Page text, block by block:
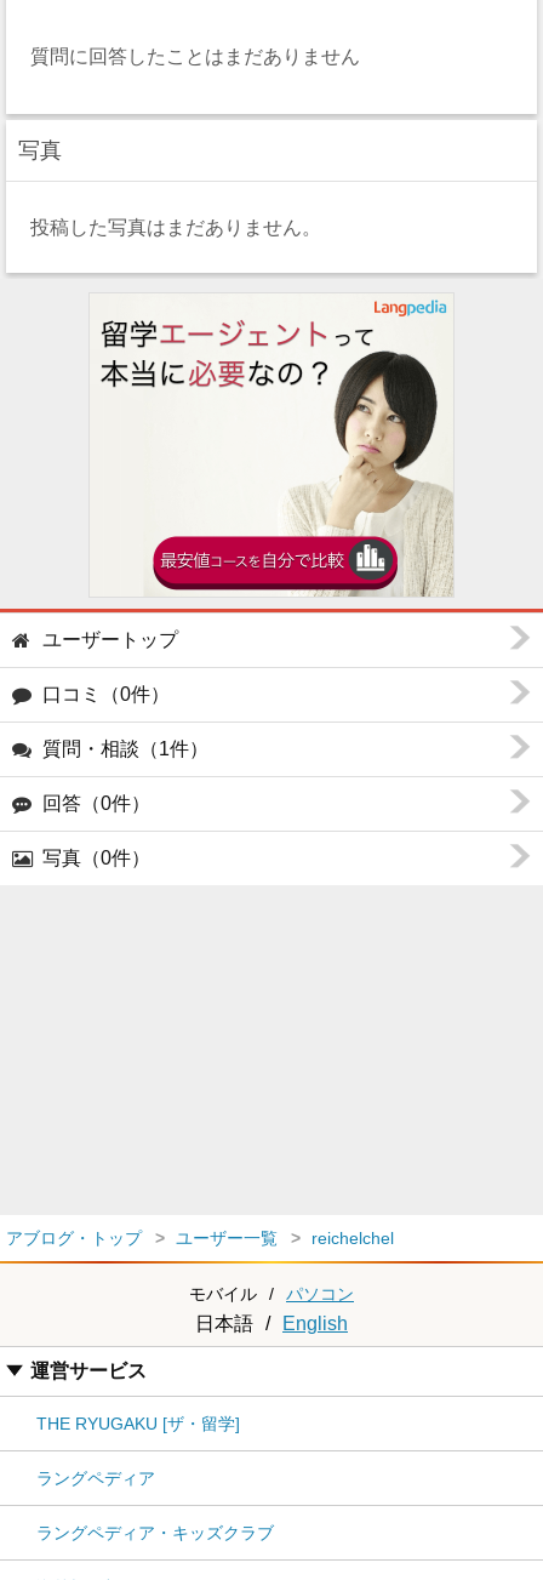
質問に回答したことはまだありません
写真
投稿した写真はまだありません。
ユーザートップ
口コミ（0件）
質問・相談（1件）
回答（0件）
写真（0件）
アブログ・トップ ユーザー一覧 reichelchel
モバイル / パソコン
日本語 / English
運営サービス
THE RYUGAKU [ザ・留学]
ラングペディア
ラングペディア・キッズクラブ